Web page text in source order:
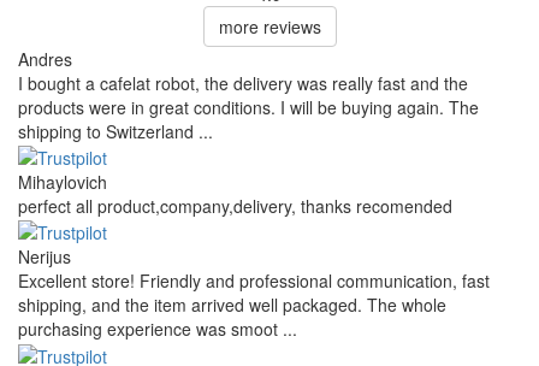
more reviews
Andres
I bought a cafelat robot, the delivery was really fast and the
products were in great conditions. I will be buying again. The
shipping to Switzerland ...
Mihaylovich
perfect all product,company,delivery, thanks recomended
Nerijus
Excellent store! Friendly and professional communication, fast
shipping, and the item arrived well packaged. The whole
purchasing experience was smoot ...